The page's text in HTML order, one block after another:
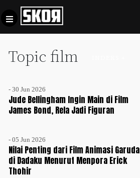
Topic film
- 30 Jun 2026
Jude Bellingham Ingin Main di Film
James Bond, Rela Jadi Figuran
- 05 Jun 2026
Nilai Penting dari Film Animasi Garuda
di Dadaku Menurut Menpora Erick
Thohir
Football +
Culture
Timnas
Indonesia
Privacy
Pedoman
Pemberitaan
Media
Disclaimer
Tentang